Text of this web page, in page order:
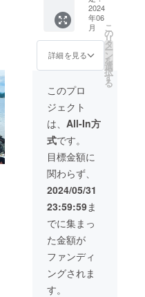
５ｍｍ
幅で掲
載例】
「中
支援
時、必
ず備考
欄に掲
載を希
望され
るお名
前をご
記入く
ださ
い。
大会プ
ログラ
ム冊子
（２０
２４
年）に
掲載 掲
載内
容：お
名前と
メッ
セージ
（文字
のみ、
１００
文字以
内）
A4
サイズ
の大会
プログ
ラム冊
子に対
して１
メッ
セージ
＋大会
プログ
ラム冊
子 にお
名前を
掲載
（大会
プログ
ラム冊
子を１
部送付
しま
す） 掲
載方
法：選
手に配
られる
大会プ
ログラ
ム冊子
（２０
２４
年）に
2024
年06
月
詳細を見る
こ
の
リ
タ
ー
ン
を
選
択
す
る
このプロ
ジェクト
は、 All-In方
式です。
目標金額に
関わらず、
2024/05/31
23:59:59ま
でに集まっ
た金額が
ファンディ
ングされま
す。